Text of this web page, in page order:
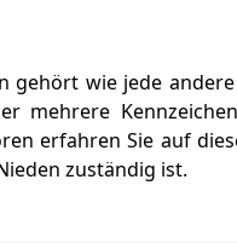
gehört wie jede
erfahren Sie auf
zuständig ist.